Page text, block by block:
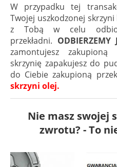
W przypadku tej
Twojej uszkodzonej
z Tobą w celu
przekładni.
zamontujesz
skrzynię zapakujesz do
do Ciebie zakupioną
skrzyni olej.
Nie masz swojej
zwrotu? - To